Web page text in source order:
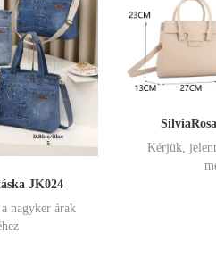
JK024
nagyker árak
Kérjük,